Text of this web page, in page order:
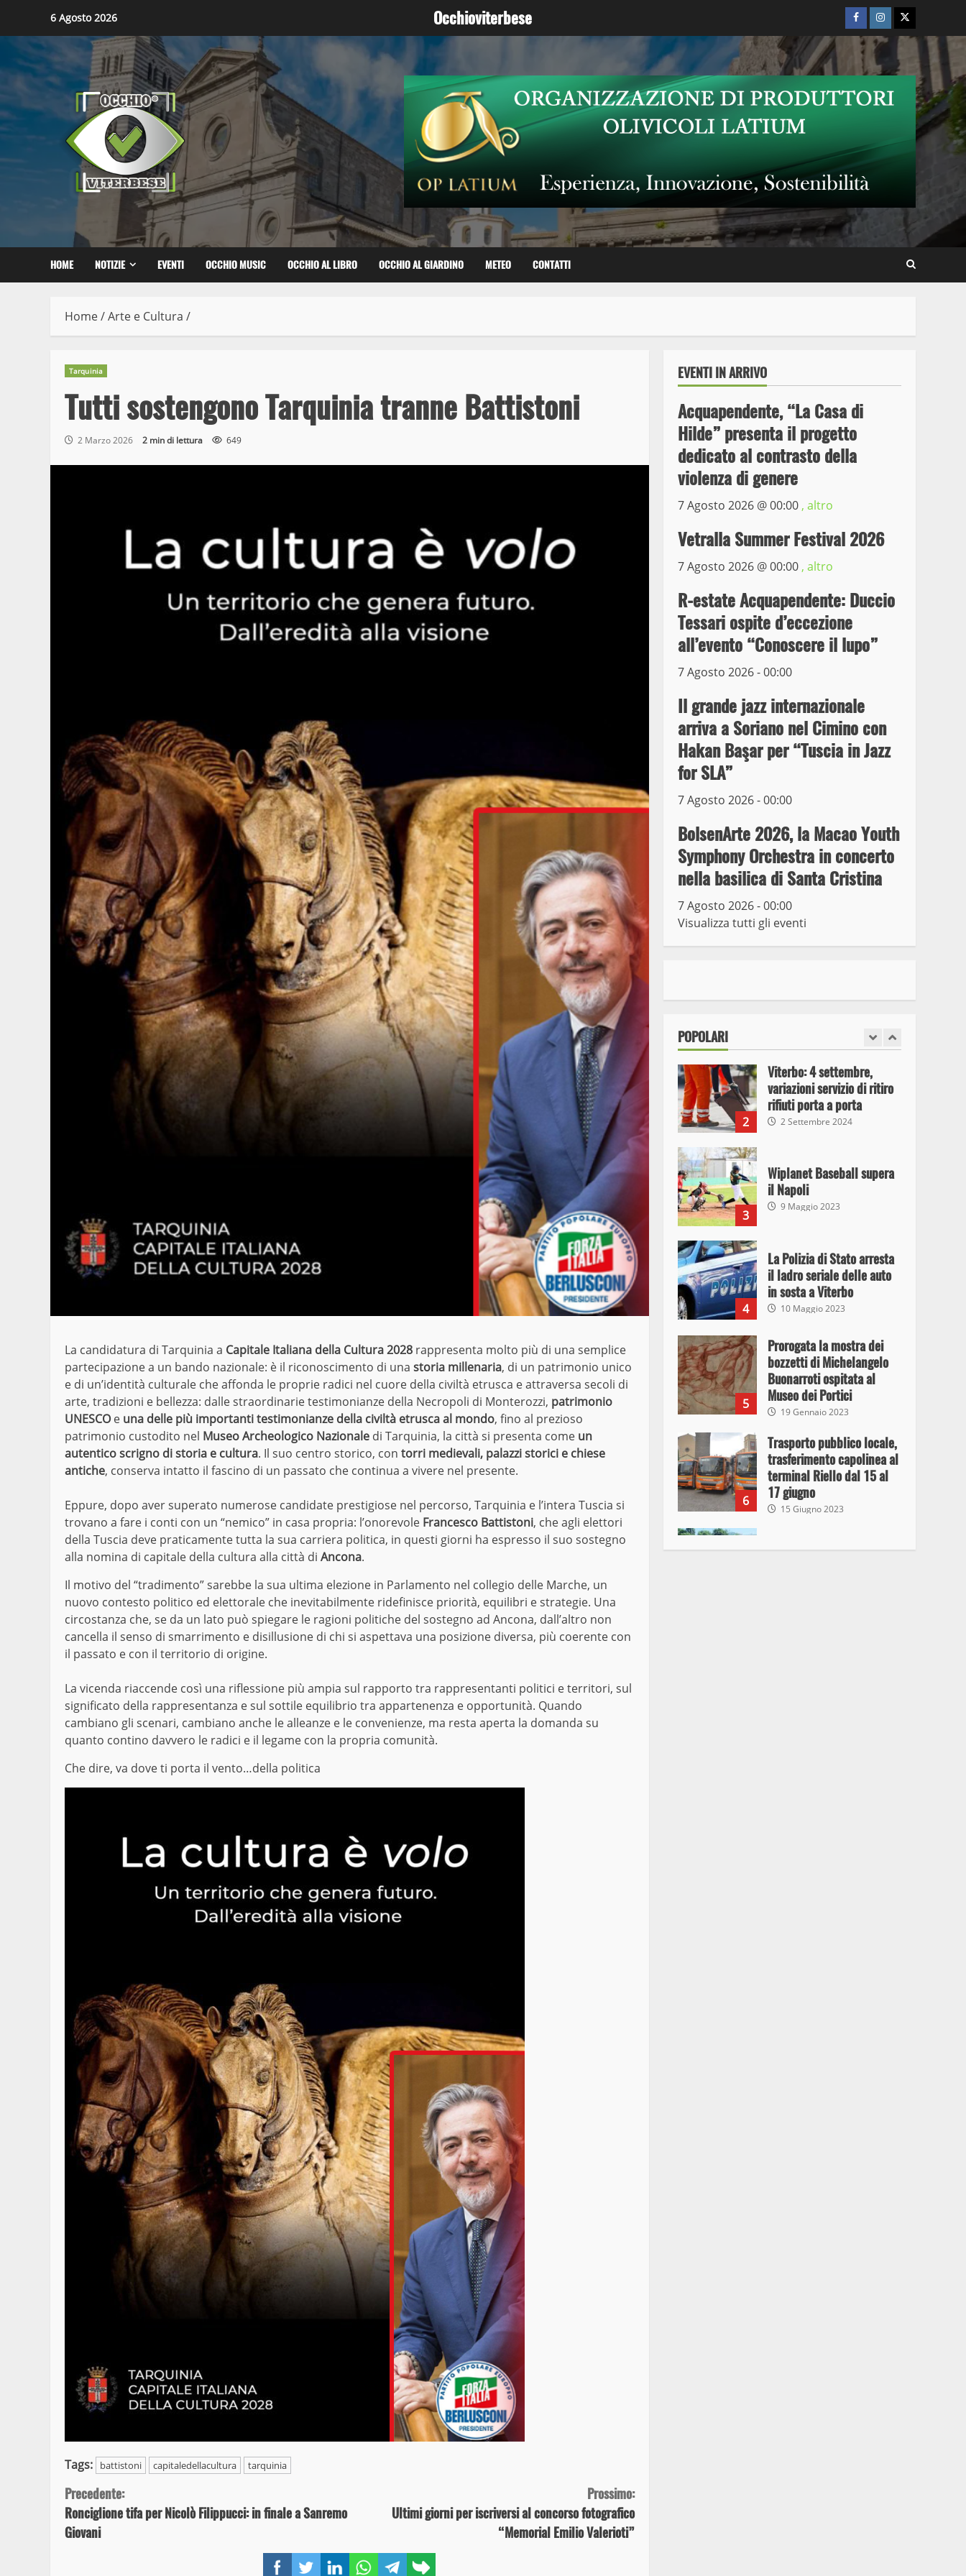
content
6 Agosto 2026 Occhioviterbese Facebook
Instagram
Twitter
HOME NOTIZIE EVENTI OCCHIO MUSIC OCCHIO AL LIBRO OCCHIO AL GIARDINO METEO CONTATTI
Home/Arte e Cultura /
Tarquinia
Tutti sostengono Tarquinia tranne Battistoni
2 Marzo 2026 2 min di lettura 649
FacebookTwitterLinkedInWhatsAppTelegram
La candidatura di Tarquinia a Capitale Italiana della Cultura 2028 rappresenta molto più di una semplice
partecipazione a un bando nazionale: è il riconoscimento di una storia millenaria, di un patrimonio unico
e di un’identità culturale che affonda le proprie radici nel cuore della civiltà etrusca e attraversa secoli di
arte, tradizioni e bellezza: dalle straordinarie testimonianze della Necropoli di Monterozzi, patrimonio
UNESCO e una delle più importanti testimonianze della civiltà etrusca al mondo, fino al prezioso
patrimonio custodito nel Museo Archeologico Nazionale di Tarquinia, la città si presenta come un
autentico scrigno di storia e cultura. Il suo centro storico, con torri medievali, palazzi storici e chiese
antiche, conserva intatto il fascino di un passato che continua a vivere nel presente.
Eppure, dopo aver superato numerose candidate prestigiose nel percorso, Tarquinia e l’intera Tuscia si
trovano a fare i conti con un “nemico” in casa propria: l’onorevole Francesco Battistoni, che agli elettori
della Tuscia deve praticamente tutta la sua carriera politica, in questi giorni ha espresso il suo sostegno
alla nomina di capitale della cultura alla città di Ancona.
Il motivo del “tradimento” sarebbe la sua ultima elezione in Parlamento nel collegio delle Marche, un
nuovo contesto politico ed elettorale che inevitabilmente ridefinisce priorità, equilibri e strategie. Una
circostanza che, se da un lato può spiegare le ragioni politiche del sostegno ad Ancona, dall’altro non
cancella il senso di smarrimento e disillusione di chi si aspettava una posizione diversa, più coerente con
il passato e con il territorio di origine.
La vicenda riaccende così una riflessione più ampia sul rapporto tra rappresentanti politici e territori, sul
significato della rappresentanza e sul sottile equilibrio tra appartenenza e opportunità. Quando
cambiano gli scenari, cambiano anche le alleanze e le convenienze, ma resta aperta la domanda su
quanto contino davvero le radici e il legame con la propria comunità.
Che dire, va dove ti porta il vento…della politica
Tags: battistoni capitaledellacultura tarquinia
Continue
Reading
Precedente:
Ronciglione tifa per Nicolò Filippucci: in finale a Sanremo
Giovani
Prossimo:
Ultimi giorni per iscriversi al concorso fotografico
“Memorial Emilio Valerioti”
EVENTI IN ARRIVO
Acquapendente, “La Casa di
Hilde” presenta il progetto
dedicato al contrasto della
violenza di genere
7 Agosto 2026 @00:00 , altro
Vetralla Summer Festival 2026
7 Agosto 2026 @00:00 , altro
R-estate Acquapendente: Duccio
Tessari ospite d’eccezione
all’evento “Conoscere il lupo”
7 Agosto 2026 - 00:00
Il grande jazz internazionale
arriva a Soriano nel Cimino con
Hakan Başar per “Tuscia in Jazz
for SLA”
7 Agosto 2026 - 00:00
BolsenArte 2026, la Macao Youth
Symphony Orchestra in concerto
nella basilica di Santa Cristina
7 Agosto 2026 - 00:00
Visualizza tutti gli eventi
POPOLARI
3
Wiplanet Baseball supera
9 Maggio 2023
4
La Polizia di Stato arresta
il ladro seriale delle auto
in sosta a Viterbo
10 Maggio 2023
5
Prorogata la mostra dei
bozzetti di Michelangelo
Buonarroti ospitata al
Museo dei Portici
19 Gennaio 2023
6
trasferimento capolinea al
17 giugno
15 Giugno 2023
7
Giochi Sportivi
Studenteschi di Atletica a
Viterbo
10 Maggio 2023
fini di spaccio di sostanze
2
Viterbo: 4 settembre,
variazioni servizio di ritiro
rifiuti porta a porta
2 Settembre 2024
3
Wiplanet Baseball supera
il Napoli
9 Maggio 2023
4
La Polizia di Stato arresta
il ladro seriale delle auto
in sosta a Viterbo
10 Maggio 2023
5
Prorogata la mostra dei
bozzetti di Michelangelo
Buonarroti ospitata al
Museo dei Portici
19 Gennaio 2023
6
Trasporto pubblico locale,
trasferimento capolinea al
terminal Riello dal 15 al
17 giugno
15 Giugno 2023
Giochi Sportivi